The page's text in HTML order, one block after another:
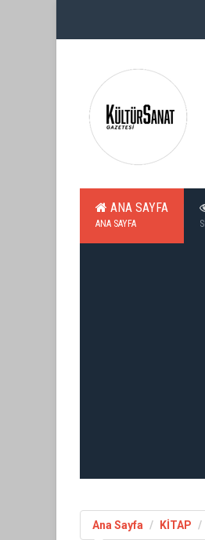
ANA SAYFA
ANA SAYFA
Ana Sayfa KİTAP